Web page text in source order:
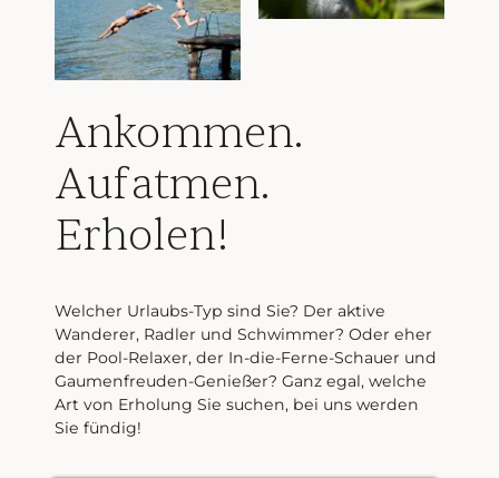
Ankommen.
Aufatmen.
Erholen!
Welcher Urlaubs-Typ sind Sie? Der aktive
Wanderer, Radler und Schwimmer? Oder eher
der Pool-Relaxer, der In-die-Ferne-Schauer und
Gaumenfreuden-Genießer? Ganz egal, welche
Art von Erholung Sie suchen, bei uns werden
Sie fündig!